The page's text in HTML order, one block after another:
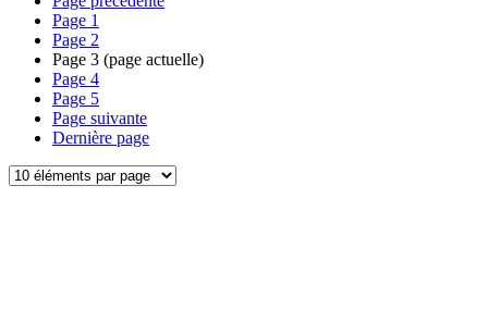
Page 1
Page 2
Page 3 (page actuelle)
Page 4
Page 5
Page suivante
Dernière page